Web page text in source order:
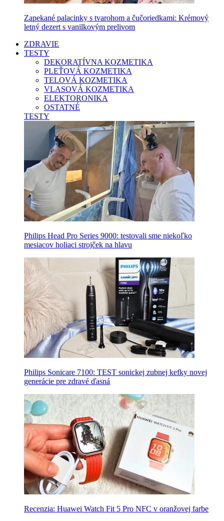
Zapekané palacinky s tvarohom a čučoriedkami: Krémový
letný dezert s vanilkovým prelivom
ZDRAVIE
TESTY
DEKORATÍVNA KOZMETIKA
PLEŤOVÁ KOZMETIKA
TELOVÁ KOZMETIKA
VLASOVÁ KOZMETIKA
ELEKTORONIKA
OSTATNÉ
TESTY
Philips Head Pro Series 9000: testovali sme niekoľko
mesiacov holiaci strojček na hlavu
Philips Sonicare 7100: TEST sonickej zubnej kefky novej
generácie pre zdravé ďasná
Recenzia: Huawei Watch Fit 5 Pro NFC v oranžovej farbe